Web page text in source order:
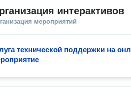
интерактивов
мероприятий
технической поддержки на